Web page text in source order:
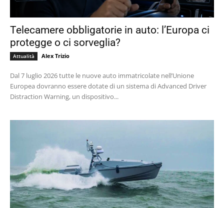
Telecamere obbligatorie in auto: l’Europa ci
protegge o ci sorveglia?
Attualità Alex Trizio
Dal 7 luglio 2026 tutte le nuove auto immatricolate nell’Unione
Europea dovranno essere dotate di un sistema di Advanced Driver
Distraction Warning, un dispositivo...